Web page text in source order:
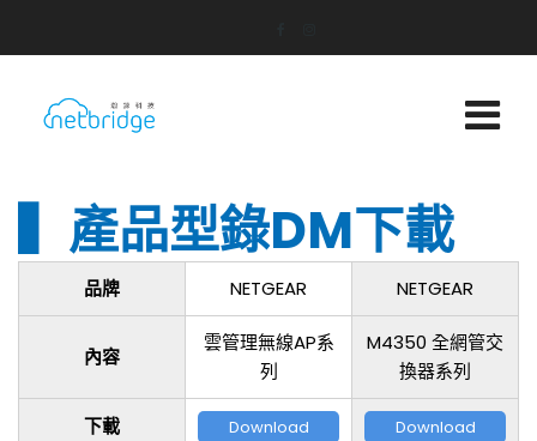
▍產品型錄DM下載
品牌 NETGEAR NETGEAR
內容
雲管理無線AP系
列
M4350 全網管交
換器系列
下載 Download Download